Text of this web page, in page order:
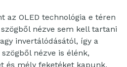
az OLED technológia e téren
nézve sem kell tartani
invertálódásától, így a
nézve is élénk,
és mély feketéket kapunk.